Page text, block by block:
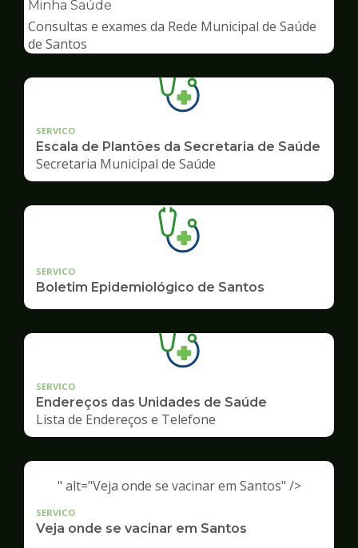
de
Saúde
Minha Saúde
Consultas e exames da Rede Municipal de Saúde
de Santos
SERVICO
Escala de Plantões da Secretaria de Saúde
Secretaria Municipal de Saúde
SERVICO
Boletim Epidemiológico de Santos
SERVICO
Endereços das Unidades de Saúde
Lista de Endereços e Telefone
" alt="Veja onde se vacinar em Santos" />
SERVICO
Veja onde se vacinar em Santos